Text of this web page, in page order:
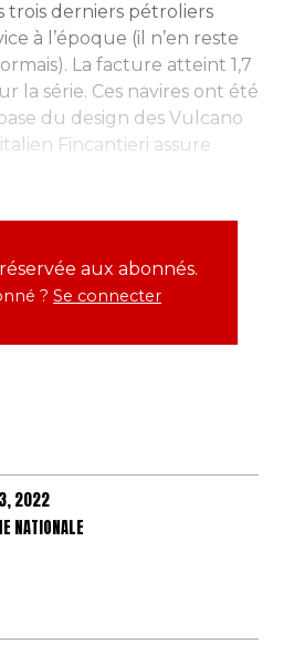
trois derniers pétroliers
à l’époque (il n’en reste
La facture atteint 1,7
la série. Ces navires ont été
du design des Vulcano
Fincantieri assure
aux abonnés.
? Se connecter
2022
NATIONALE